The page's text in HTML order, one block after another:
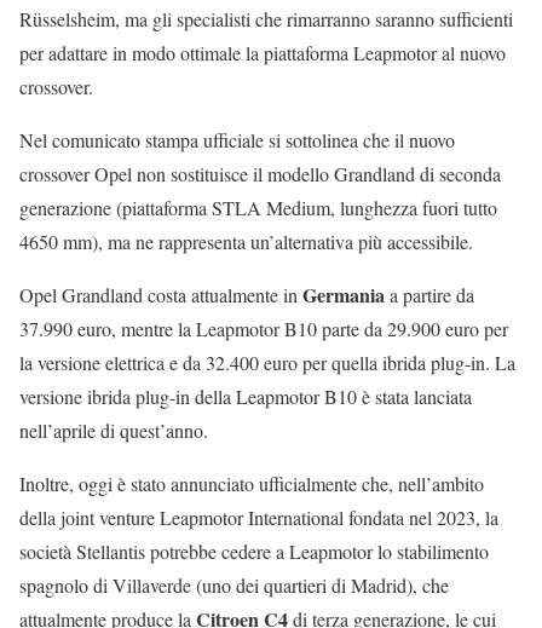
Rüsselsheim, ma gli specialisti che rimarranno saranno sufficienti
per adattare in modo ottimale la piattaforma Leapmotor al nuovo
crossover.
Nel comunicato stampa ufficiale si sottolinea che il nuovo
crossover Opel non sostituisce il modello Grandland di seconda
generazione (piattaforma STLA Medium, lunghezza fuori tutto
4650 mm), ma ne rappresenta un’alternativa più accessibile.
Opel Grandland costa attualmente in Germania a partire da
37.990 euro, mentre la Leapmotor B10 parte da 29.900 euro per
la versione elettrica e da 32.400 euro per quella ibrida plug-in. La
versione ibrida plug-in della Leapmotor B10 è stata lanciata
nell’aprile di quest’anno.
Inoltre, oggi è stato annunciato ufficialmente che, nell’ambito
della joint venture Leapmotor International fondata nel 2023, la
società Stellantis potrebbe cedere a Leapmotor lo stabilimento
spagnolo di Villaverde (uno dei quartieri di Madrid), che
attualmente produce la Citroen C4di terza generazione, le cui